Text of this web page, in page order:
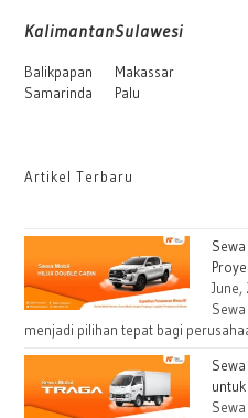
Kalimantan
Balikpapan
Samarinda
Sulawesi
Makassar
Palu
Artikel Terbaru
June,
menjadi pilihan tepat bagi